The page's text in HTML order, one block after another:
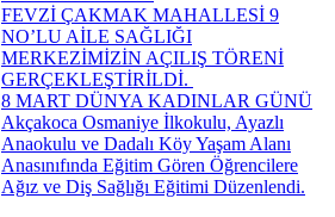
FEVZİ ÇAKMAK MAHALLESİ 9
NO’LU AİLE SAĞLIĞI
MERKEZİMİZİN AÇILIŞ TÖRENİ
GERÇEKLEŞTİRİLDİ. ​
8 MART DÜNYA KADINLAR GÜNÜ
Akçakoca Osmaniye İlkokulu, Ayazlı
Anaokulu ve Dadalı Köy Yaşam Alanı
Anasınıfında Eğitim Gören Öğrencilere
Ağız ve Diş Sağlığı Eğitimi Düzenlendi.